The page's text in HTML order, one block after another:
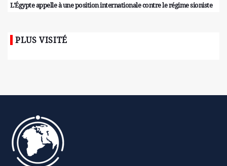
L'Égypte appelle à une position internationale contre le régime sioniste
PLUS VISITÉ